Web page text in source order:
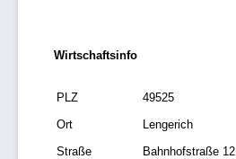
Wirtschaftsinfo
PLZ
49525
Ort
Lengerich
Straße
Bahnhofstraße 12